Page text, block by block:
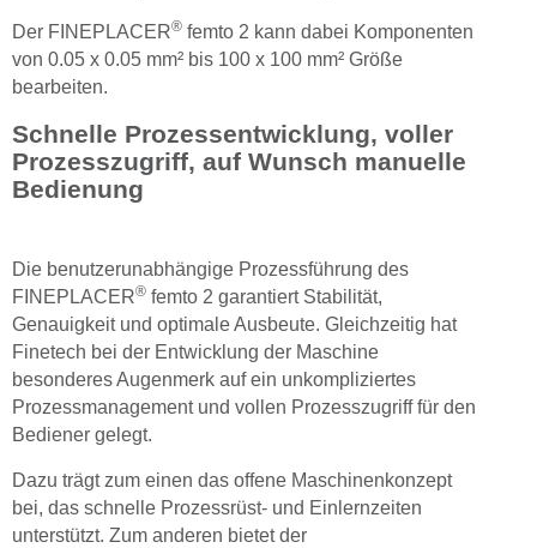
Der FINEPLACER® femto 2 kann dabei Komponenten
von 0.05 x 0.05 mm² bis 100 x 100 mm² Größe
bearbeiten.
Schnelle Prozessentwicklung, voller
Prozesszugriff, auf Wunsch manuelle
Bedienung
Die benutzerunabhängige Prozessführung des
FINEPLACER® femto 2 garantiert Stabilität,
Genauigkeit und optimale Ausbeute. Gleichzeitig hat
Finetech bei der Entwicklung der Maschine
besonderes Augenmerk auf ein unkompliziertes
Prozessmanagement und vollen Prozesszugriff für den
Bediener gelegt.
Dazu trägt zum einen das offene Maschinenkonzept
bei, das schnelle Prozessrüst- und Einlernzeiten
unterstützt. Zum anderen bietet der